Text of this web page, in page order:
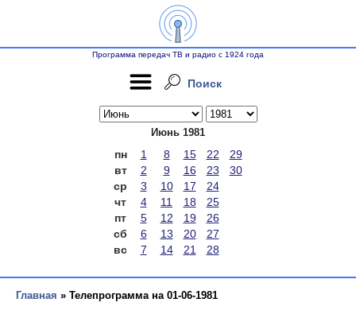
Программа передач ТВ и радио с 1924 года
Поиск
Июнь 1981
пн 1 8 15 22
29
вт
2 9 16 23
30
ср
3 10 17
24
чт
4 11 18
25
пт
5 12 19
26
сб
6 13 20
27
вс
7 14 21 28
Главная » Телепрограмма на 01-06-1981